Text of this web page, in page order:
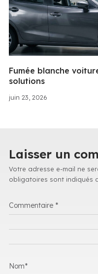
juin 23, 2026
Fumée blanche
solutions
Laisser un
Votre adresse e-mail ne
obligatoires sont indiqués
Commentaire *
Nom*